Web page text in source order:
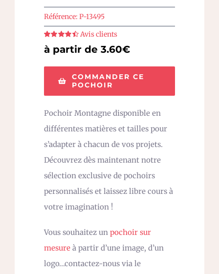
Référence: P-13495
Note
sur
5
Avis clients
à partir de 3.60€
COMMANDER CE
POCHOIR
Pochoir Montagne disponible en
différentes matières et tailles pour
s’adapter à chacun de vos projets.
Découvrez dès maintenant notre
sélection exclusive de pochoirs
personnalisés et laissez libre cours à
votre imagination !
Vous souhaitez un pochoir sur
mesure à partir d’une image, d’un
logo…contactez-nous via le